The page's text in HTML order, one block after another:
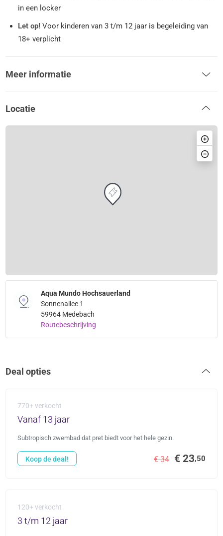
in een locker
Let op!Voor kinderen van 3 t/m 12 jaar is begeleiding van
18+ verplicht
Meer informatie
Locatie
Aqua Mundo Hochsauerland
Sonnenallee 1
59964 Medebach
Routebeschrijving
Deal opties
770+ verkocht
Vanaf 13 jaar
Subtropisch zwembad dat pret biedt voor het hele gezin.
€ 34 € 23,50
Koop de deal!
120+ verkocht
3 t/m 12 jaar